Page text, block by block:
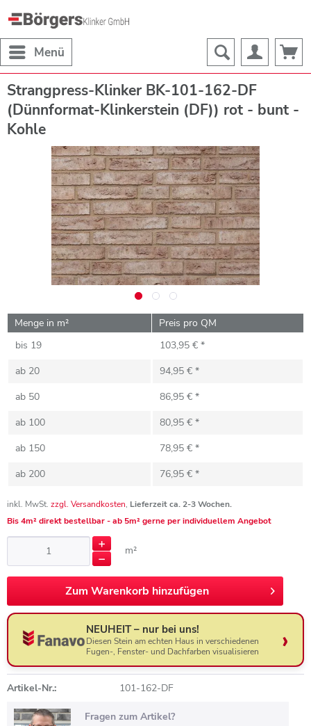
Menü
Strangpress-Klinker BK-101-162-DF
(Dünnformat-Klinkerstein (DF)) rot - bunt -
Kohle
Menge in m²
Preis pro QM
bis 19
103,95 € *
ab 20
94,95 € *
ab 50
86,95 € *
ab 100
80,95 € *
ab 150
78,95 € *
ab 200 76,95 € *
inkl. MwSt. zzgl. Versandkosten, Lieferzeit ca. 2-3 Wochen.
Bis 4m² direkt bestellbar - ab 5m² gerne per individuellem Angebot
m²
Zum Warenkorb hinzufügen
NEUHEIT – nur bei uns!
Diesen Stein am echten Haus in verschiedenen
Fugen-, Fenster- und Dachfarben visualisieren
Artikel-Nr.: 101-162-DF
Fragen zum Artikel?